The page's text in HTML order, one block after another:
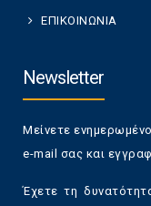
ΕΠΙΚΟΙΝΩΝΙΑ
Newsletter
Μείνετε
e-mail σας και
Έχετε τη